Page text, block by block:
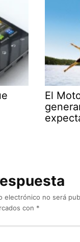
El
electrónico no será
con *